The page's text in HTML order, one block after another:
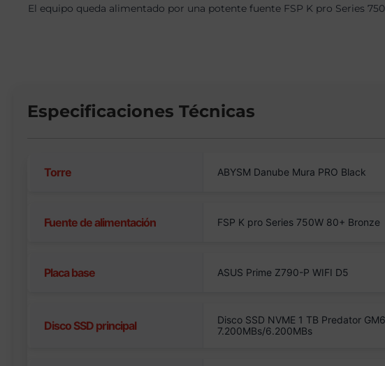
El equipo queda alimentado por una potente fuente FSP K pro Series
Especificaciones Técnicas
Torre ABYSM Danube Mura PRO Black
Fuente de alimentación FSP K pro Series 750W 80+ Bronze
Placa base ASUS Prime Z790-P WIFI D5
Disco SSD principal
Disco SSD NVME 1 TB Predator
7.200MBs/6.200MBs